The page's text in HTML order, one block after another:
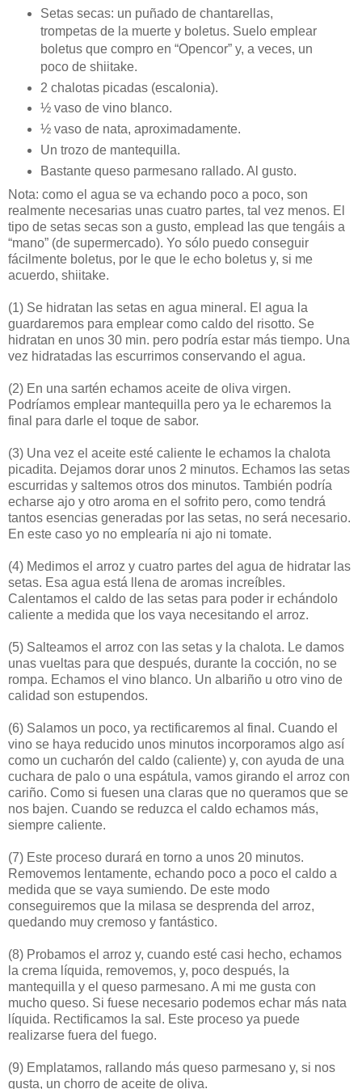
Setas secas: un puñado de chantarellas,
trompetas de la muerte y boletus. Suelo emplear
boletus que compro en “Opencor” y, a veces, un
poco de shiitake.
2 chalotas picadas (escalonia).
½ vaso de vino blanco.
½ vaso de nata, aproximadamente.
Un trozo de mantequilla.
Bastante queso parmesano rallado. Al gusto.
Nota: como el agua se va echando poco a poco, son
realmente necesarias unas cuatro partes, tal vez menos. El
tipo de setas secas son a gusto, emplead las que tengáis a
“mano” (de supermercado). Yo sólo puedo conseguir
fácilmente boletus, por le que le echo boletus y, si me
acuerdo, shiitake.
(1) Se hidratan las setas en agua mineral. El agua la
guardaremos para emplear como caldo del risotto. Se
hidratan en unos 30 min. pero podría estar más tiempo. Una
vez hidratadas las escurrimos conservando el agua.
(2) En una sartén echamos aceite de oliva virgen.
Podríamos emplear mantequilla pero ya le echaremos la
final para darle el toque de sabor.
(3) Una vez el aceite esté caliente le echamos la chalota
picadita. Dejamos dorar unos 2 minutos. Echamos las setas
escurridas y saltemos otros dos minutos. También podría
echarse ajo y otro aroma en el sofrito pero, como tendrá
tantos esencias generadas por las setas, no será necesario.
En este caso yo no emplearía ni ajo ni tomate.
(4) Medimos el arroz y cuatro partes del agua de hidratar las
setas. Esa agua está llena de aromas increíbles.
Calentamos el caldo de las setas para poder ir echándolo
caliente a medida que los vaya necesitando el arroz.
(5) Salteamos el arroz con las setas y la chalota. Le damos
unas vueltas para que después, durante la cocción, no se
rompa. Echamos el vino blanco. Un albariño u otro vino de
calidad son estupendos.
(6) Salamos un poco, ya rectificaremos al final. Cuando el
vino se haya reducido unos minutos incorporamos algo así
como un cucharón del caldo (caliente) y, con ayuda de una
cuchara de palo o una espátula, vamos girando el arroz con
cariño. Como si fuesen una claras que no queramos que se
nos bajen. Cuando se reduzca el caldo echamos más,
siempre caliente.
(7) Este proceso durará en torno a unos 20 minutos.
Removemos lentamente, echando poco a poco el caldo a
medida que se vaya sumiendo. De este modo
conseguiremos que la milasa se desprenda del arroz,
quedando muy cremoso y fantástico.
(8) Probamos el arroz y, cuando esté casi hecho, echamos
la crema líquida, removemos, y, poco después, la
mantequilla y el queso parmesano. A mi me gusta con
mucho queso. Si fuese necesario podemos echar más nata
líquida. Rectificamos la sal. Este proceso ya puede
realizarse fuera del fuego.
(9) Emplatamos, rallando más queso parmesano y, si nos
gusta, un chorro de aceite de oliva.